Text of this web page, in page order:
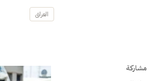
العراق
مشاركة